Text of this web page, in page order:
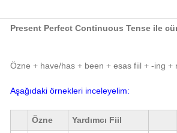
Present Perfect Continuous Tense ile
Özne + have/has + been + esas fiil + -ing +
Aşağıdaki örnekleri inceleyelim:
Özne Yardımcı Fiil